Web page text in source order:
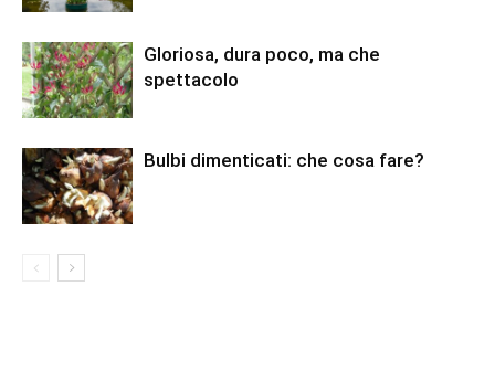
Gloriosa, dura poco, ma che
spettacolo
Bulbi dimenticati: che cosa fare?